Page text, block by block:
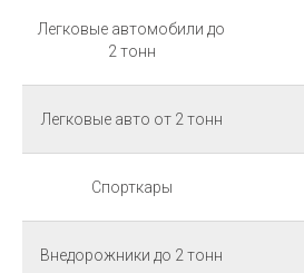
Легковые автомобили до
2 тонн
Легковые авто от 2 тонн
Спорткары
Внедорожники до 2 тонн